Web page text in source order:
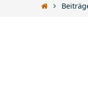
Start